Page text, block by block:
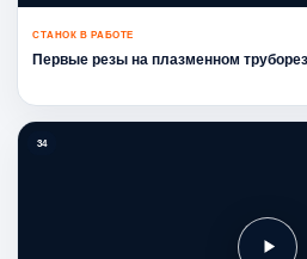
СТАНОК В РАБОТЕ
Первые резы на плазменном
34